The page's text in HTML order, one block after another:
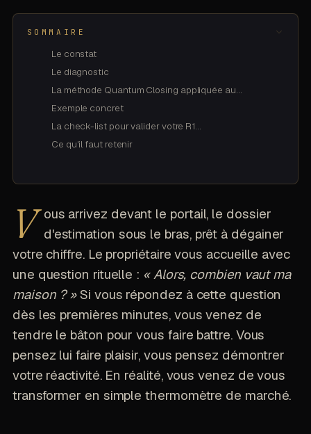
SOMMAIRE
Le constat
Le diagnostic
La méthode Quantum Closing appliquée au…
Exemple concret
La check-list pour valider votre R1…
Ce qu'il faut retenir
V ous arrivez devant le portail, le dossier
d'estimation sous le bras, prêt à dégainer
votre chiffre. Le propriétaire vous accueille avec
une question rituelle : « Alors, combien vaut ma
maison ? »Si vous répondez à cette question
dès les premières minutes, vous venez de
tendre le bâton pour vous faire battre. Vous
pensez lui faire plaisir, vous pensez démontrer
votre réactivité. En réalité, vous venez de vous
transformer en simple thermomètre de marché.